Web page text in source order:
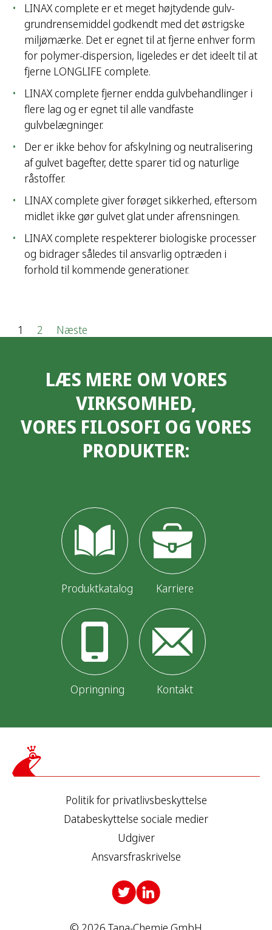
LINAX complete er et meget højtydende gulv-
grundrensemiddel godkendt med det østrigske
miljømærke. Det er egnet til at fjerne enhver form
for polymer-dispersion, ligeledes er det ideelt til at
fjerne LONGLIFE complete.
LINAX complete fjerner endda gulvbehandlinger i
flere lag og er egnet til alle vandfaste
gulvbelægninger.
Der er ikke behov for afskylning og neutralisering
af gulvet bagefter, dette sparer tid og naturlige
råstoffer.
LINAX complete giver forøget sikkerhed, eftersom
midlet ikke gør gulvet glat under afrensningen.
LINAX complete respekterer biologiske processer
og bidrager således til ansvarlig optræden i
forhold til kommende generationer.
I
æ
1 2 Næste
LÆS MERE OM VORES
VIRKSOMHED,
VORES FILOSOFI OG VORES
PRODUKTER:
Produktkatalog Karriere
Opringning Kontakt
Politik for privatlivsbeskyttelse
Databeskyttelse sociale medier
Udgiver
Ansvarsfraskrivelse